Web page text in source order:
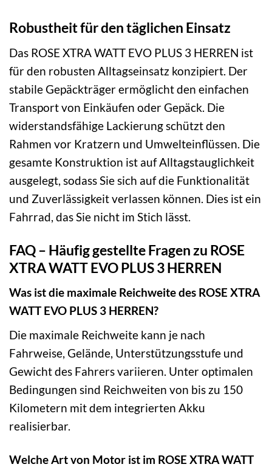
Robustheit für den täglichen Einsatz
Das ROSE XTRA WATT EVO PLUS 3 HERREN ist
für den robusten Alltagseinsatz konzipiert. Der
stabile Gepäckträger ermöglicht den einfachen
Transport von Einkäufen oder Gepäck. Die
widerstandsfähige Lackierung schützt den
Rahmen vor Kratzern und Umwelteinflüssen. Die
gesamte Konstruktion ist auf Alltagstauglichkeit
ausgelegt, sodass Sie sich auf die Funktionalität
und Zuverlässigkeit verlassen können. Dies ist ein
Fahrrad, das Sie nicht im Stich lässt.
FAQ – Häufig gestellte Fragen zu ROSE
XTRA WATT EVO PLUS 3 HERREN
Was ist die maximale Reichweite des ROSE XTRA
WATT EVO PLUS 3 HERREN?
Die maximale Reichweite kann je nach
Fahrweise, Gelände, Unterstützungsstufe und
Gewicht des Fahrers variieren. Unter optimalen
Bedingungen sind Reichweiten von bis zu 150
Kilometern mit dem integrierten Akku
realisierbar.
Welche Art von Motor ist im ROSE XTRA WATT